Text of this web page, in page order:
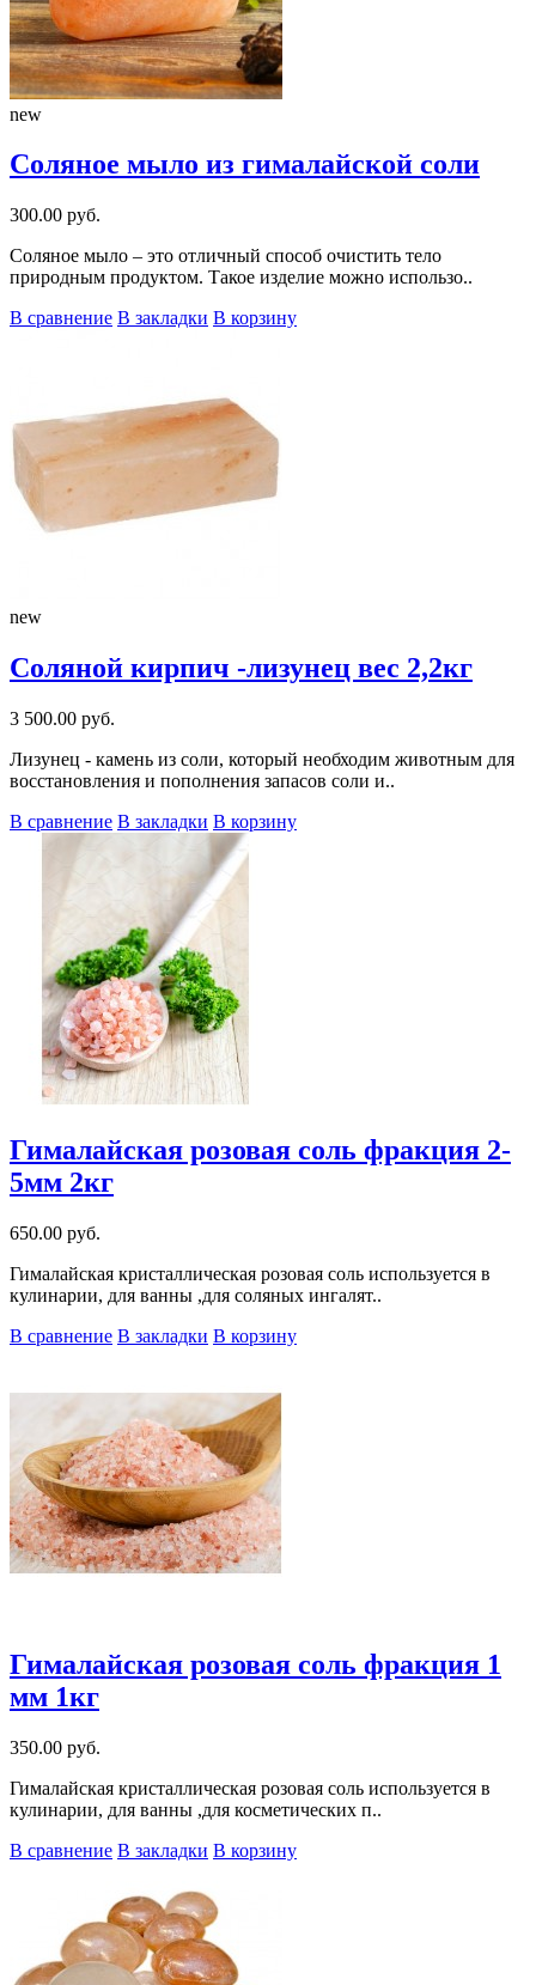
new
Соляное мыло из гималайской соли
300.00 руб.
Соляное мыло – это отличный способ очистить тело
природным продуктом. Такое изделие можно использо..
В сравнение В закладки В корзину
new
Соляной кирпич -лизунец вес 2,2кг
3 500.00 руб.
Лизунец - камень из соли, который необходим животным для
восстановления и пополнения запасов соли и..
В сравнение В закладки В корзину
Гималайская розовая соль фракция 2-
5мм 2кг
650.00 руб.
Гималайская кристаллическая розовая соль используется в
кулинарии, для ванны ,для соляных ингалят..
В сравнение В закладки В корзину
Гималайская розовая соль фракция 1
мм 1кг
350.00 руб.
Гималайская кристаллическая розовая соль используется в
кулинарии, для ванны ,для косметических п..
В сравнение В закладки В корзину